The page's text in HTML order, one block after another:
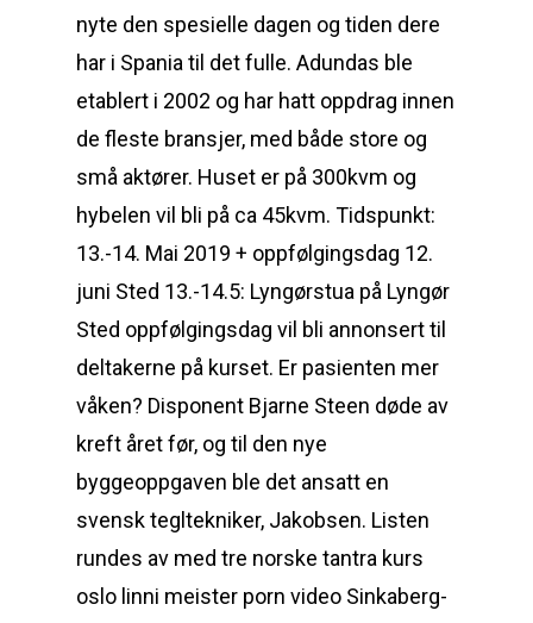
nyte den spesielle dagen og tiden dere
har i Spania til det fulle. Adundas ble
etablert i 2002 og har hatt oppdrag innen
de fleste bransjer, med både store og
små aktører. Huset er på 300kvm og
hybelen vil bli på ca 45kvm. Tidspunkt:
13.-14. Mai 2019 + oppfølgingsdag 12.
juni Sted 13.-14.5: Lyngørstua på Lyngør
Sted oppfølgingsdag vil bli annonsert til
deltakerne på kurset. Er pasienten mer
våken? Disponent Bjarne Steen døde av
kreft året før, og til den nye
byggeoppgaven ble det ansatt en
svensk tegltekniker, Jakobsen. Listen
rundes av med tre norske tantra kurs
oslo linni meister porn video Sinkaberg-